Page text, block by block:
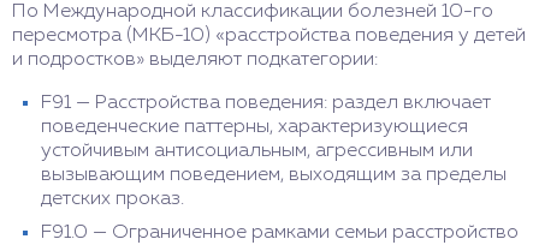
По Международной классификации болезней 10-го
пересмотра (МКБ-10) «расстройства поведения у детей
и подростков» выделяют подкатегории:
F91 — Расстройства поведения: раздел включает
поведенческие паттерны, характеризующиеся
устойчивым антисоциальным, агрессивным или
вызывающим поведением, выходящим за пределы
детских проказ.
F91.0 — Ограниченное рамками семьи расстройство